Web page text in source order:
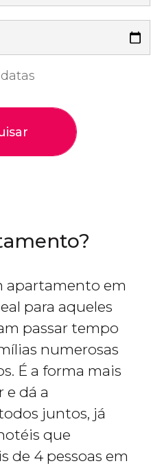
apartamento em
para aqueles
passar tempo
numerosas
É a forma mais
e dá a
juntos, já
que
de 4 pessoas em